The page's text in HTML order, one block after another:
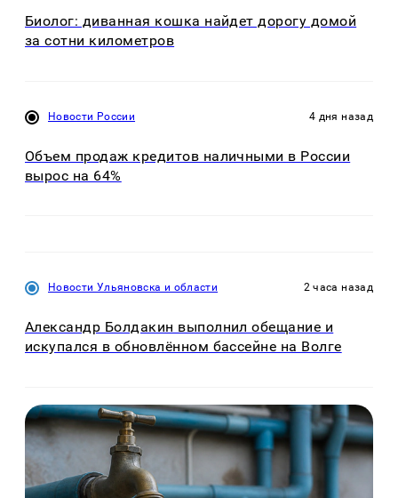
Биолог: диванная кошка найдет дорогу домой
за сотни километров
Новости России 4 дня назад
Объем продаж кредитов наличными в России
вырос на 64%
Новости Ульяновска и области 2 часа назад
Александр Болдакин выполнил обещание и
искупался в обновлённом бассейне на Волге